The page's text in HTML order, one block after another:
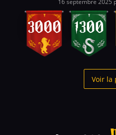
16 septembre 2025
3000 1300
Voir la